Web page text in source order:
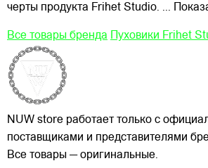
черты продукта Frihet Studio. ...
Все товары бренда Пуховики Frihet
NUW store работает только с
поставщиками и представителями
Все товары — оригинальные.